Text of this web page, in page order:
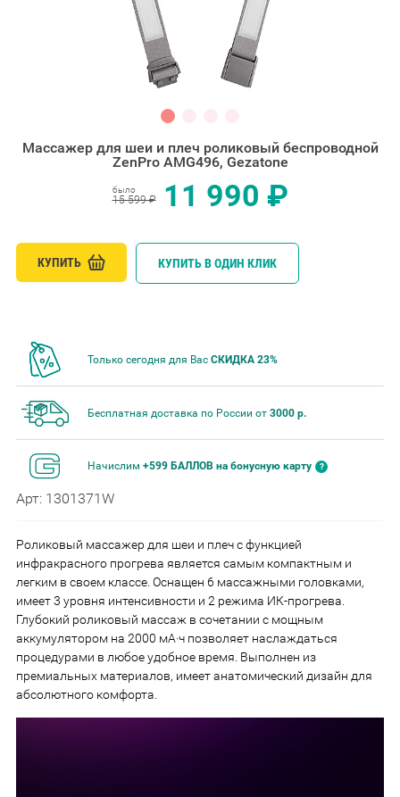
Массажер для шеи и плеч роликовый беспроводной
ZenPro AMG496, Gezatone
было
15 599 ₽ 11 990 ₽
КУПИТЬ КУПИТЬ В ОДИН КЛИК
Только сегодня для Вас СКИДКА 23%
Бесплатная доставка по России от 3000 р.
Начислим +599 БАЛЛОВ на бонусную карту
Арт: 1301371W
Роликовый массажер для шеи и плеч с функцией
инфракрасного прогрева является самым компактным и
легким в своем классе. Оснащен 6 массажными головками,
имеет 3 уровня интенсивности и 2 режима ИК-прогрева.
Глубокий роликовый массаж в сочетании с мощным
аккумулятором на 2000 мА·ч позволяет наслаждаться
процедурами в любое удобное время. Выполнен из
премиальных материалов, имеет анатомический дизайн для
абсолютного комфорта.